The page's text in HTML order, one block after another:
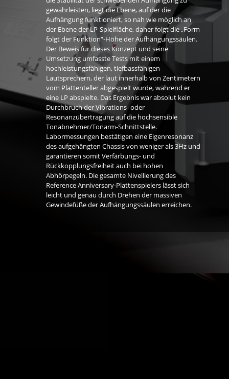
gewährleisten, liegt die Ebene, auf der die
Aufhängung funktioniert, so nah wie möglich an
der Ebene der LP-Spielfläche, daher folgt die „Form
folgt der Funktion“-Höhe der Aufhängungssäulen.
Der Beweis für dieses Konzept und seine
Umsetzung umfasste Tests mit einem
hochleistungsfähigen, tiefbassfähigen
Lautsprechern, der laut innerhalb von Zentimetern
vom Plattenteller abgespielt wurde, während er
eine LP abspielte. Das Ergebnis war absolut kein
Durchbruch der Vibrations- oder
Resonanzübertragung auf die hochsensible
Tonabnehmer/Tonarm-Schnittstelle.
Labormessungen bestätigen eine Eigenresonanz
des aufgehängten Chassis von weniger als 3Hz und
garantieren somit Verfärbungs- und
Rückkopplungsfreiheit auch bei hohen
Abhörpegeln. Die gesamte Nivellierung des
Reference Anniversary-Plattenspielers lässt sich
leicht und genau durch Drehen der massiven
Gewindefüße der Aufhängungssäulen erreichen.